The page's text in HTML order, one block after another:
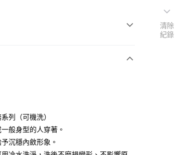
第一商業銀行
彰化商業銀行
第一商業銀行
彰化商業銀行
列（可機洗）
般身型的人穿著。
沉穩內斂形象。
清除
紀錄